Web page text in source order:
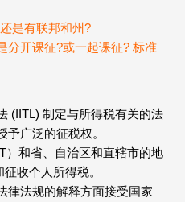
是有联邦和州?
分开课征?或一起课征? 标准
(IITL) 制定与所得税有关的法
广泛的征税权。
）和省、自治区和直辖市的地
收个人所得税。
律法规的解释方面接受国家